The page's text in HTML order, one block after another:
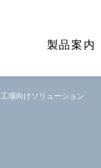
製品案内
工場向けソリューション